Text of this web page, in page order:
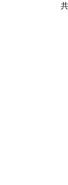
共